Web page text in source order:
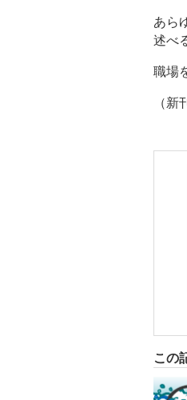
あら
述べ
職場
（新
この